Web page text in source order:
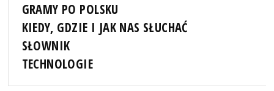
GRAMY PO POLSKU
KIEDY, GDZIE I JAK NAS SŁUCHAĆ
SŁOWNIK
TECHNOLOGIE